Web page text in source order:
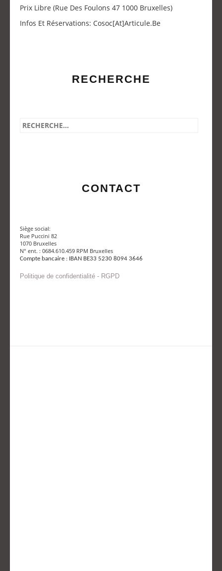
Prix Libre (Rue Des Foulons 47 1000 Bruxelles)
Infos Et Réservations: Cosoc[at]articule.be
RECHERCHE
CONTACT
Siège social:
Rue Puccini 82
1070 Bruxelles
N° ent. : 0684.610.459 RPM Bruxelles
Compte bancaire : IBAN BE33 5230 8094 3646
Politique de confidentialité - RGPD